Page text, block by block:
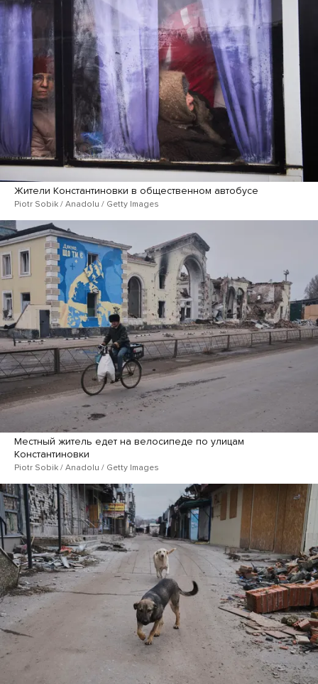
Жители Константиновки в общественном автобусе
Piotr Sobik / Anadolu / Getty Images
Местный житель едет на велосипеде по улицам
Константиновки
Piotr Sobik / Anadolu / Getty Images